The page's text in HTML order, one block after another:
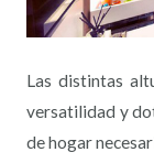
Las distintas
versatilidad y
de hogar